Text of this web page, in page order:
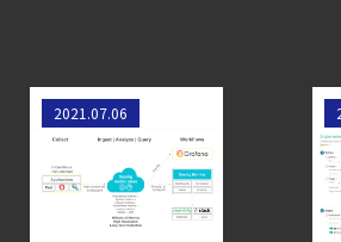
ブログを更新しまし
AIワークロードのコ
｜LLM・
GPU環境を守る新し
Prometheusメトリ
クスの収集
2021.07.06